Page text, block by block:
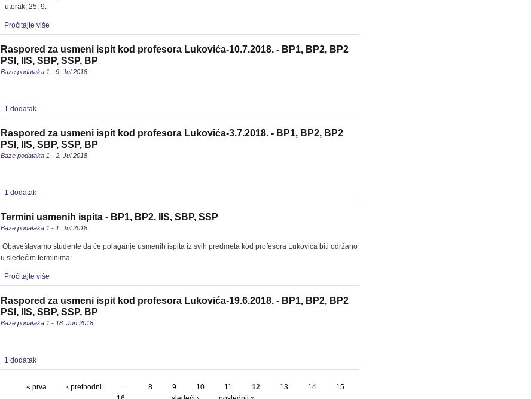
- utorak, 25. 9.
Pročitajte više
Raspored za usmeni ispit kod profesora Lukovića-10.7.2018. - BP1, BP2, BP2
PSI, IIS, SBP, SSP, BP
Baze podataka 1 - 9. Jul 2018
1 dodatak
Raspored za usmeni ispit kod profesora Lukovića-3.7.2018. - BP1, BP2, BP2
PSI, IIS, SBP, SSP, BP
Baze podataka 1 - 2. Jul 2018
1 dodatak
Termini usmenih ispita - BP1, BP2, IIS, SBP, SSP
Baze podataka 1 - 1. Jul 2018
Obaveštavamo studente da će polaganje usmenih ispita iz svih predmeta kod profesora Lukovića biti održano
u sledećim terminima:
Pročitajte više
Raspored za usmeni ispit kod profesora Lukovića-19.6.2018. - BP1, BP2, BP2
PSI, IIS, SBP, SSP, BP
Baze podataka 1 - 18. Jun 2018
1 dodatak
« prva ‹ prethodni … 8 9 10 11 12 13 14
15